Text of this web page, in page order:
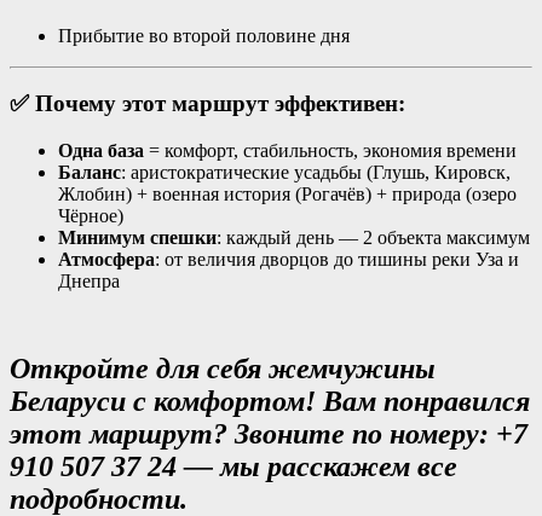
Прибытие во второй половине дня
✅ Почему этот маршрут эффективен:
Одна база = комфорт, стабильность, экономия времени
Баланс: аристократические усадьбы (Глушь, Кировск,
Жлобин) + военная история (Рогачёв) + природа (озеро
Чёрное)
Минимум спешки: каждый день — 2 объекта максимум
Атмосфера: от величия дворцов до тишины реки Уза и
Днепра
Откройте для себя жемчужины
Беларуси с комфортом! Вам понравился
этот маршрут? Звоните по номеру: +7
910 507 37 24 — мы расскажем все
подробности.